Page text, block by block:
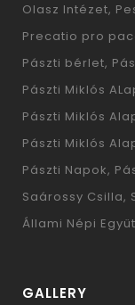
Olasz Intézet
Precatio pro
Pászti bérlet
Pászti Miklós
Pászti Miklós
Pászti Miklós
Pászti Napok
Saárossy Csilla
Állami Népi
GALLERY